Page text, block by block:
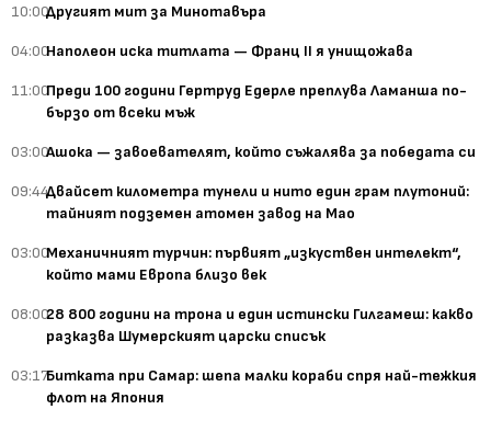
10:00Другият мит за Минотавъра
04:00Наполеон иска титлата — Франц II я унищожава
11:00Преди 100 години Гертруд Едерле преплува Ламанша по-
бързо от всеки мъж
03:00Ашока — завоевателят, който съжалява за победата си
09:44Двайсет километра тунели и нито един грам плутоний:
тайният подземен атомен завод на Мао
03:00Механичният турчин: първият „изкуствен интелект“,
който мами Европа близо век
08:0028 800 години на трона и един истински Гилгамеш: какво
разказва Шумерският царски списък
03:17Битката при Самар: шепа малки кораби спря най-тежкия
флот на Япония